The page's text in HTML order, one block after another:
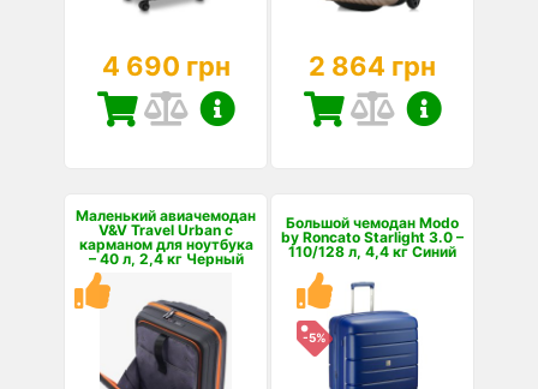
4 690 грн 2 864 грн
Маленький авиачемодан
V&V Travel Urban с
карманом для ноутбука
– 40 л, 2,4 кг Черный
Большой чемодан Modo
by Roncato Starlight 3.0 –
110/128 л, 4,4 кг Синий
-5%